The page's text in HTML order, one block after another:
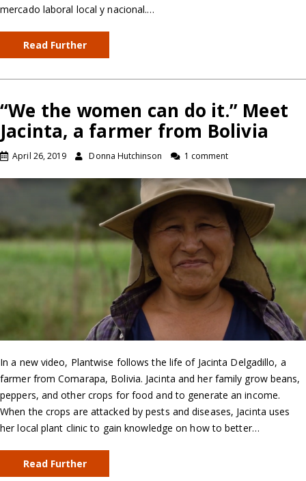
mercado laboral local y nacional.…
Read Further
“We the women can do it.” Meet
Jacinta, a farmer from Bolivia
April 26, 2019 Donna Hutchinson 1 comment
In a new video, Plantwise follows the life of Jacinta Delgadillo, a
farmer from Comarapa, Bolivia. Jacinta and her family grow beans,
peppers, and other crops for food and to generate an income.
When the crops are attacked by pests and diseases, Jacinta uses
her local plant clinic to gain knowledge on how to better…
Read Further